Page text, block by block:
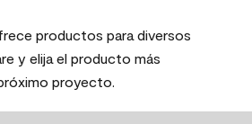
productos para diversos
y elija el producto más
proyecto.